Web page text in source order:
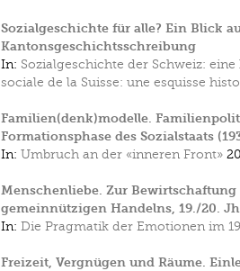
Sozialgeschichte für alle? Ein Blick
Kantonsgeschichtsschreibung
In: Sozialgeschichte der Schweiz:
sociale de la Suisse: une esquisse
Familien(denk)modelle.
Formationsphase des Sozialstaats
In: Umbruch an der «inneren Front»
Menschenliebe. Zur
gemeinnützigen Handelns, 19./20.
In: Die Pragmatik der Emotionen im
Freizeit, Vergnügen und Räume.